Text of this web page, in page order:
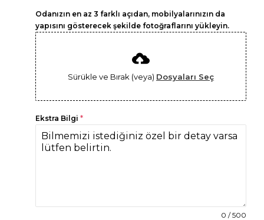
Odanızın en az 3 farklı açıdan, mobilyalarınızın da
yapısını gösterecek şekilde fotoğraflarını yükleyin.
Sürükle ve Bırak (veya) Dosyaları Seç
Ekstra Bilgi *
0 / 500